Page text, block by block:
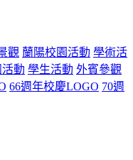
觀 蘭陽校園活動 學術活
動 學生活動 外賓參觀
66週年校慶LOGO 70週